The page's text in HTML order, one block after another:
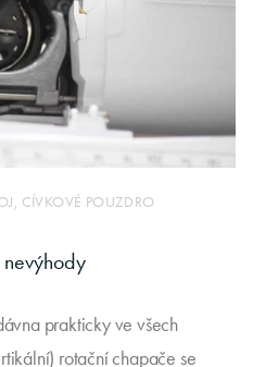
CÍVKOVÉ POUZDRO
prakticky ve všech
rotační chapače se